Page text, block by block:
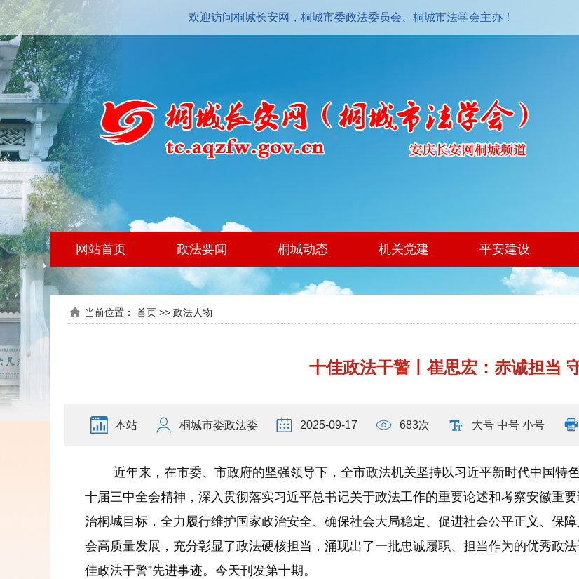
欢迎访问桐城长安网，桐城市委政法委员会、桐城市法学会主办！
网站首页 政法要闻 桐城动态 机关党建 平安建设
当前位置： 首页 >> 政法人物
十佳政法干警丨崔思宏：赤诚担当
本站 桐城市委政法委 2025-09-17 683次 大号 中号 小号
近年来，在市委、市政府的坚强领导下，全市政法机关坚持以习近平新时代中国特
十届三中全会精神，深入贯彻落实习近平总书记关于政法工作的重要论述和考察安徽重
治桐城目标，全力履行维护国家政治安全、确保社会大局稳定、促进社会公平正义、保
会高质量发展，充分彰显了政法硬核担当，涌现出了一批忠诚履职、担当作为的优秀政
佳政法干警”先进事迹。今天刊发第十期。